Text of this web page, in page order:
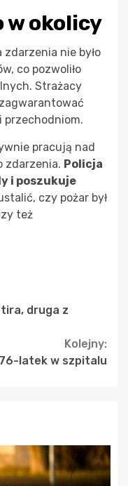
w okolicy
nie było
co pozwoliło
Strażacy
przechodniom.
pracują nad
zdarzenia. Policja
i poszukuje
czy pożar był
też
druga z
Kolejny:
latek w szpitalu